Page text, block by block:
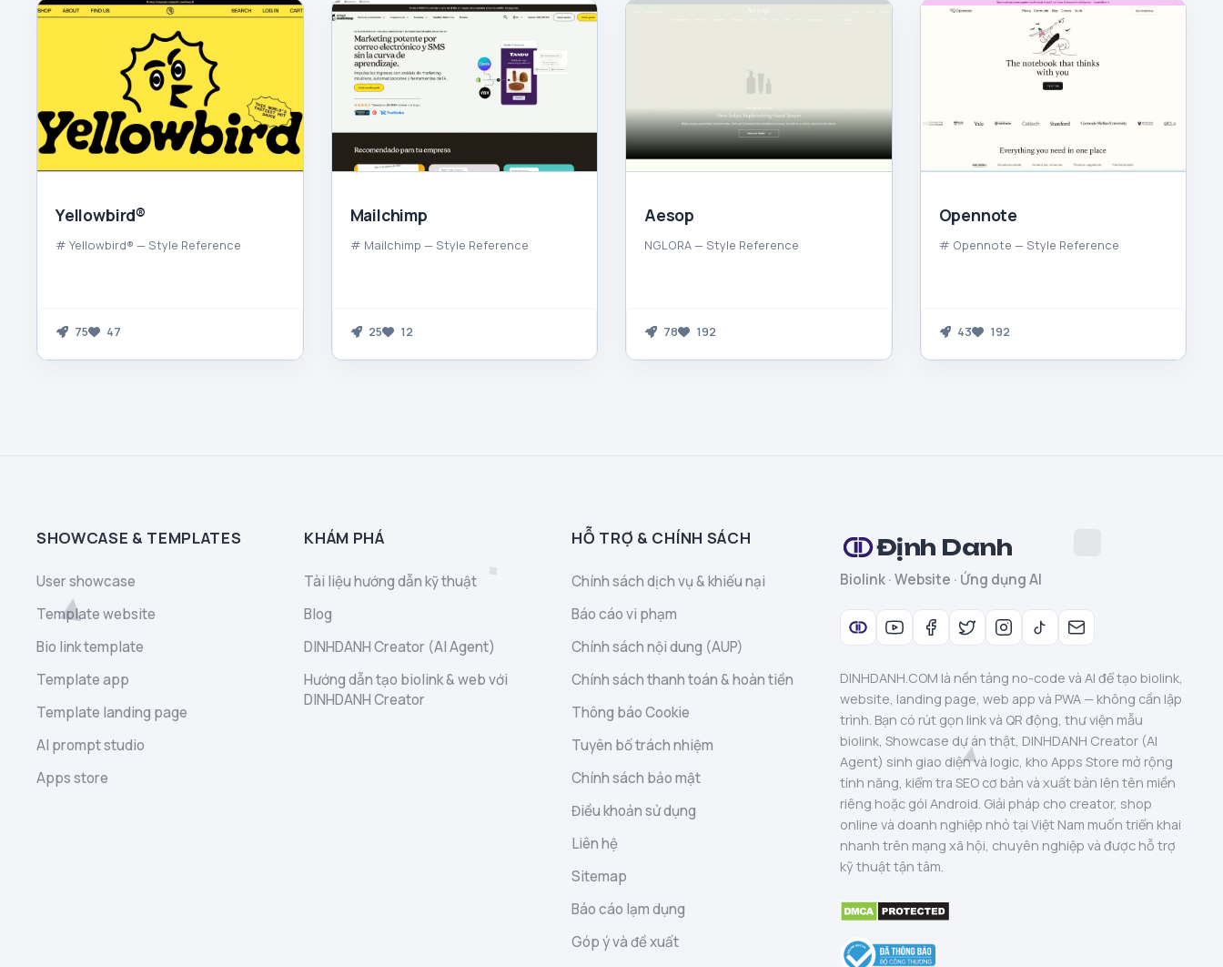
Yellowbird®
# Yellowbird® — Style Reference
75 47
Mailchimp
# Mailchimp — Style Reference
25 12
Aesop
NGLORA — Style Reference
78 192
Opennote
# Opennote — Style Reference
43 192
SHOWCASE & TEMPLATES
User showcase
Template website
Bio link template
Template app
Template landing page
AI prompt studio
Apps store
KHÁM PHÁ
Tài liệu hướng dẫn kỹ thuật
Blog
DINHDANH Creator (AI Agent)
Hướng dẫn tạo biolink & web với
DINHDANH Creator
HỖ TRỢ & CHÍNH SÁCH
Chính sách dịch vụ & khiếu nại
Báo cáo vi phạm
Chính sách nội dung (AUP)
Chính sách thanh toán & hoàn tiền
Thông báo Cookie
Tuyên bố trách nhiệm
Chính sách bảo mật
Điều khoản sử dụng
Liên hệ
Sitemap
Báo cáo lạm dụng
Góp ý và đề xuất
Định Danh
Biolink · Website · Ứng dụng AI
DINHDANH.COM là nền tảng no-code và AI để tạo biolink,
website, landing page, web app và PWA — không cần lập
trình. Bạn có rút gọn link và QR động, thư viện mẫu
biolink, Showcase dự án thật, DINHDANH Creator (AI
Agent) sinh giao diện và logic, kho Apps Store mở rộng
tính năng, kiểm tra SEO cơ bản và xuất bản lên tên miền
riêng hoặc gói Android. Giải pháp cho creator, shop
online và doanh nghiệp nhỏ tại Việt Nam muốn triển khai
nhanh trên mạng xã hội, chuyên nghiệp và được hỗ trợ
kỹ thuật tận tâm.